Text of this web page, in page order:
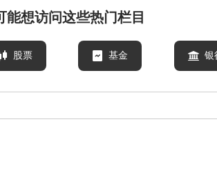
能想访问这些热门栏目
股票 基金 银